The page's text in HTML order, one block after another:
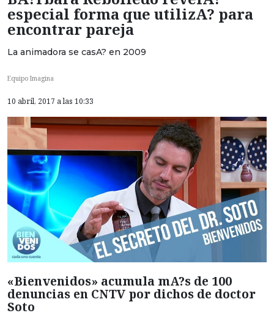
especial forma que utilizA? para
encontrar pareja
La animadora se casA? en 2009
Equipo Imagina
10 abril, 2017 a las 10:33
«Bienvenidos» acumula mA?s de 100
denuncias en CNTV por dichos de doctor
Soto